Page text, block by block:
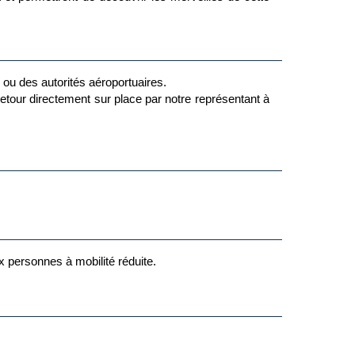
qu’une piscine intérieure chauffée (jusqu'au mois
pédalo, équitation, golf 45 trous «Citrus» et golf
des autorités aéroportuaires.
directement sur place par notre représentant à
personnes à mobilité réduite.